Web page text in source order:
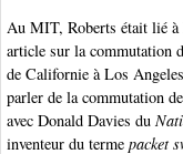
Au MIT, Roberts était lié
article sur la commutation
de Californie à Los
parler de la commutation
avec Donald Davies du
inventeur du terme packet